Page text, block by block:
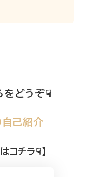
をどうぞ☟
己紹介
コチラ☟】